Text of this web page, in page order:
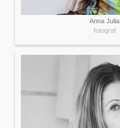
Anna Julia
fotograf